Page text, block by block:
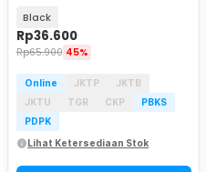
Black
Rp36.600
Rp65.900 45%
Online JKTP
JKTB
JKTU
TGR CKP
PBKS
PDPK
Lihat Ketersediaan Stok